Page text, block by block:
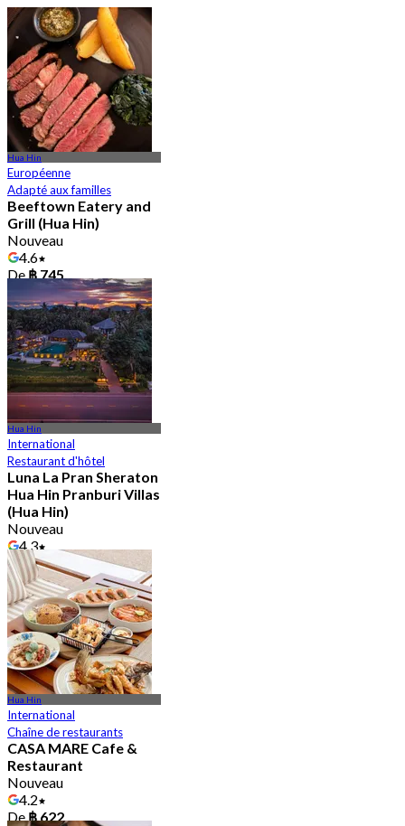
Hua Hin
Européenne
Adapté aux familles
Beeftown Eatery and
Grill (Hua Hin)
Nouveau
4.6
De ฿ 745
Hua Hin
International
Restaurant d'hôtel
Luna La Pran Sheraton
Hua Hin Pranburi Villas
(Hua Hin)
Nouveau
4.3
De฿ 396
Hua Hin
International
Chaîne de restaurants
CASA MARE Cafe &
Restaurant
Nouveau
4.2
De ฿ 622